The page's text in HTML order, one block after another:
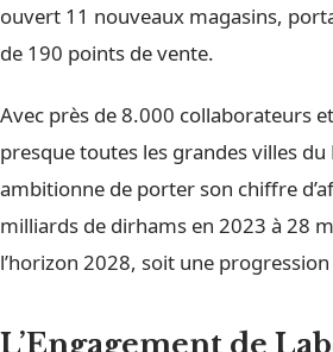
ouvert 11 nouveaux magasins,
de 190 points de vente.
Avec près de 8.000 collaborateurs
presque toutes les grandes villes du
ambitionne de porter son chiffre
milliards de dirhams en 2023 à 28
l’horizon 2028, soit une
L’Engagement de